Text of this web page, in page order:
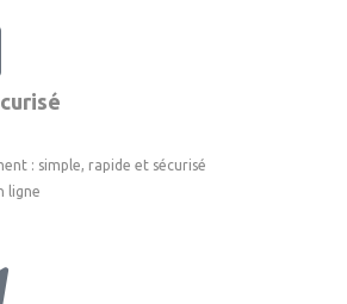
: simple, rapide et sécurisé
ligne